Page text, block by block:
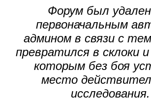
Форум был
первоначальным
админом в связи с
превратился в склоки и
которым без боя
место
исследования.